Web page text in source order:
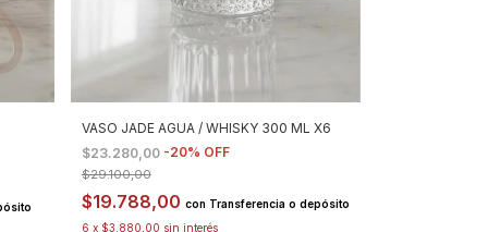
VASO JADE AGUA / WHISKY 300 ML X6
$23.280,00 -20% OFF
$29.100,00
$19.788,00 con Transferencia o depósito
6 x $3.880,00 sin interés